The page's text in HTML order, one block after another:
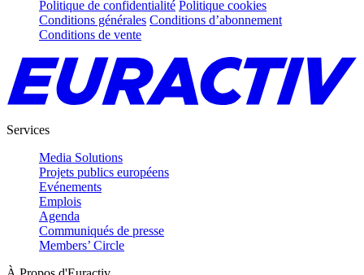
Politique de confidentialité Politique cookies
Conditions générales Conditions d’abonnement
Conditions de vente
Services
Media Solutions
Projets publics européens
Evénements
Emplois
Agenda
Communiqués de presse
Members’ Circle